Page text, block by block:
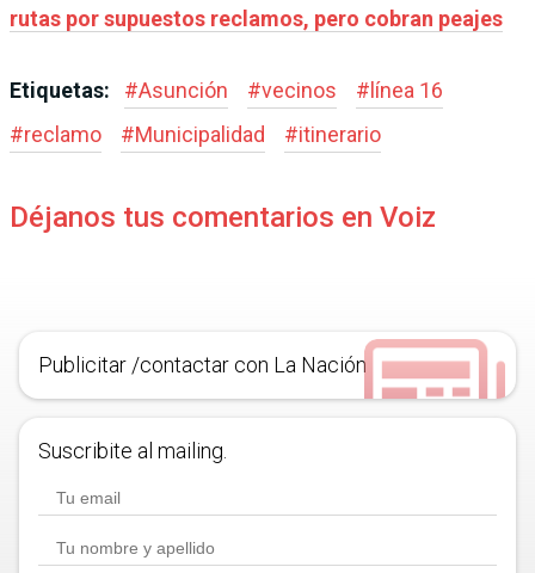
rutas por supuestos reclamos, pero cobran peajes
Etiquetas: #Asunción #vecinos # línea 16
#reclamo #Municipalidad #itinerario
Déjanos tus comentarios en Voiz
Publicitar /contactar con La Nación
Suscribite al mailing.